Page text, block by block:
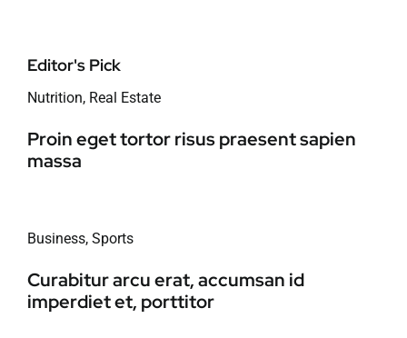
Editor's Pick
Nutrition, Real Estate
Proin eget tortor risus praesent sapien
massa
Business, Sports
Curabitur arcu erat, accumsan id
imperdiet et, porttitor